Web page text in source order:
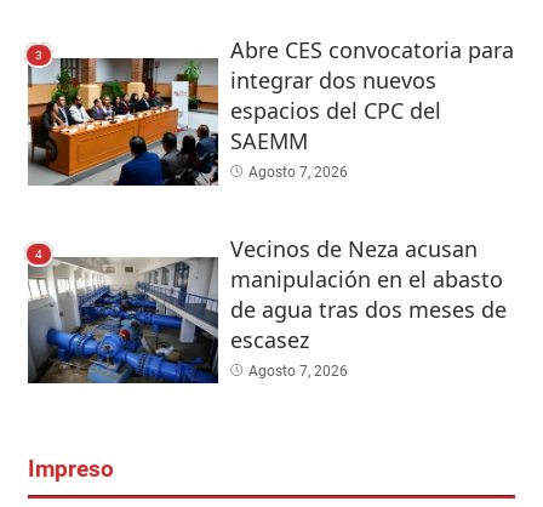
3
Abre CES convocatoria para
integrar dos nuevos
espacios del CPC del
SAEMM
Agosto 7, 2026
4
Vecinos de Neza acusan
manipulación en el abasto
de agua tras dos meses de
escasez
Agosto 7, 2026
Impreso